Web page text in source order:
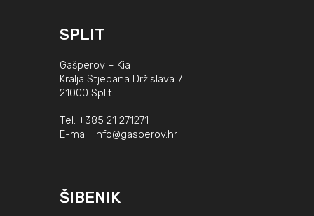
SPLIT
Gašperov – Kia
Kralja Stjepana Držislava 7
21000 Split
Tel: +385 21 271271
E-mail: info@gasperov.hr
ŠIBENIK